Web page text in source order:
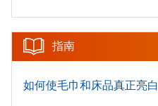
指南
如何使毛巾和床品真正亮白